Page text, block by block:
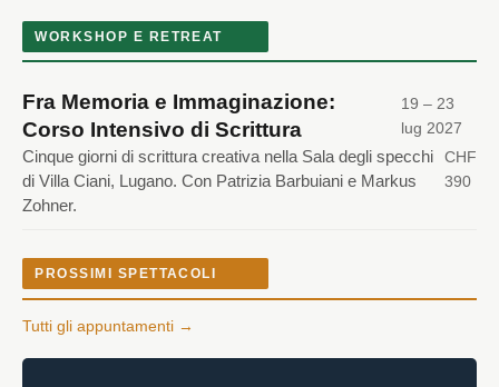
WORKSHOP E RETREAT
Fra Memoria e Immaginazione:
Corso Intensivo di Scrittura
19 – 23
lug 2027
Cinque giorni di scrittura creativa nella Sala degli specchi
di Villa Ciani, Lugano. Con Patrizia Barbuiani e Markus
Zohner.
CHF
390
PROSSIMI SPETTACOLI
Tutti gli appuntamenti →